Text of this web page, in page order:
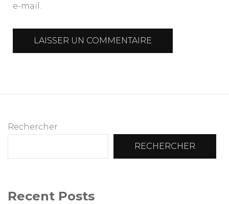
e-mail.
Rechercher
RECHERCHER
Recent Posts